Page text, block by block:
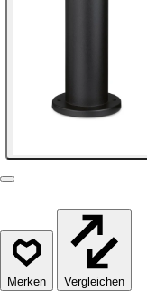
Vergleichen